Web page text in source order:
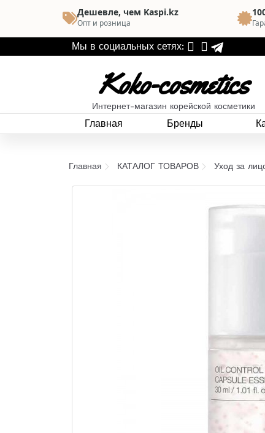
Дешевле, чем Kaspi.kz
Опт и розница
Мы в социальных сетях:
Koko-cosmetics
Интернет-магазин корейской косметики
Главная Бренды
Главная КАТАЛОГ ТОВАРОВ Уход за